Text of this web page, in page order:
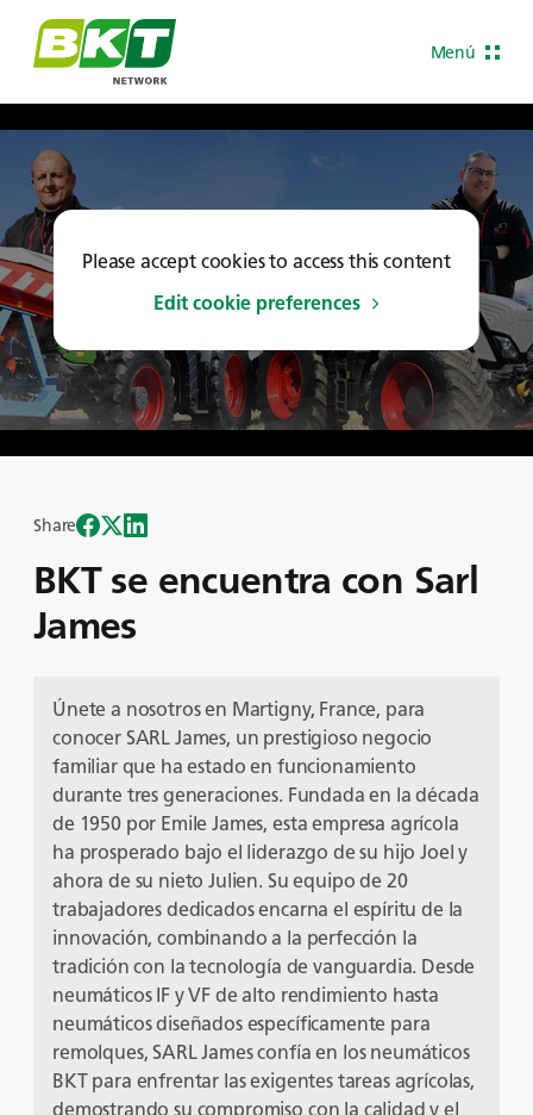
Menú
Please accept cookies to access this content
Edit cookie preferences
BKT se encuentra con Sarl
James
Share
Únete a nosotros en Martigny, France, para
conocer SARL James, un prestigioso negocio
familiar que ha estado en funcionamiento
durante tres generaciones. Fundada en la década
de 1950 por Emile James, esta empresa agrícola
ha prosperado bajo el liderazgo de su hijo Joel y
ahora de su nieto Julien. Su equipo de 20
trabajadores dedicados encarna el espíritu de la
innovación, combinando a la perfección la
tradición con la tecnología de vanguardia. Desde
neumáticos IF y VF de alto rendimiento hasta
neumáticos diseñados específicamente para
remolques, SARL James confía en los neumáticos
BKT para enfrentar las exigentes tareas agrícolas,
demostrando su compromiso con la calidad y el